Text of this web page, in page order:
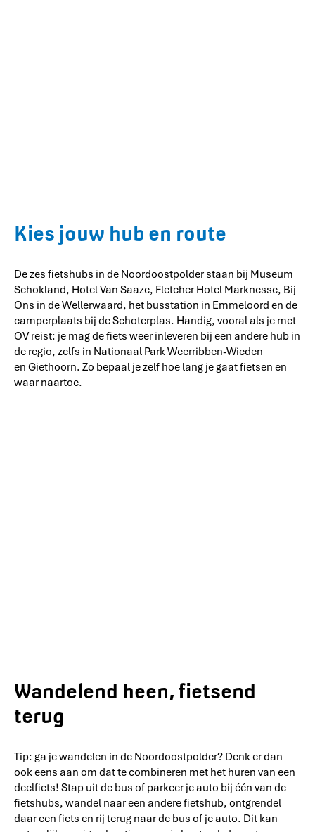
Kies jouw hub en route
De zes fietshubs in de Noordoostpolder staan bij Museum
Schokland, Hotel Van Saaze, Fletcher Hotel Marknesse, Bij
Ons in de Wellerwaard, het busstation in Emmeloord en de
camperplaats bij de Schoterplas. Handig, vooral als je met
OV reist: je mag de fiets weer inleveren bij een andere hub in
de regio, zelfs in Nationaal Park Weerribben-Wieden
en Giethoorn. Zo bepaal je zelf hoe lang je gaat fietsen en
waar naartoe.
Wandelend heen, fietsend
terug
Tip: ga je wandelen in de Noordoostpolder? Denk er dan
ook eens aan om dat te combineren met het huren van een
deelfiets! Stap uit de bus of parkeer je auto bij één van de
fietshubs, wandel naar een andere fietshub, ontgrendel
daar een fiets en rij terug naar de bus of je auto. Dit kan